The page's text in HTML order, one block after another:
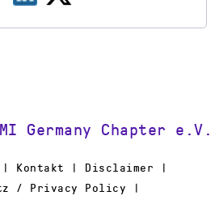
Germany Chapter e.V.
| Kontakt | Disclaimer |
/ Privacy Policy |